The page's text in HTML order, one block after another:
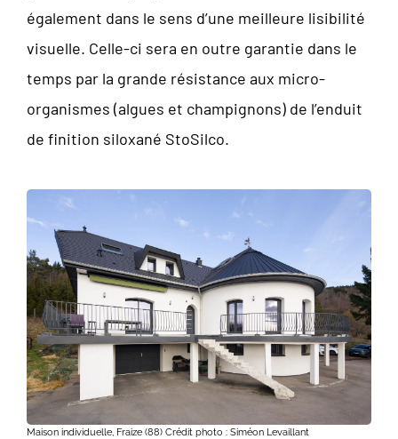
également dans le sens d’une meilleure lisibilité
visuelle. Celle-ci sera en outre garantie dans le
temps par la grande résistance aux micro-
organismes (algues et champignons) de l’enduit
de finition siloxané StoSilco.
Maison individuelle, Fraize (88) Crédit photo : Siméon Levaillant